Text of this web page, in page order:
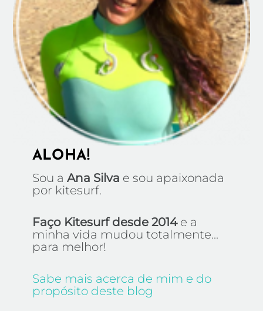
ALOHA!
Sou a Ana Silva e sou apaixonada
por kitesurf.
Faço Kitesurf desde 2014e a
minha vida mudou totalmente...
para melhor!
Sabe mais acerca de mim e do
propósito deste blog